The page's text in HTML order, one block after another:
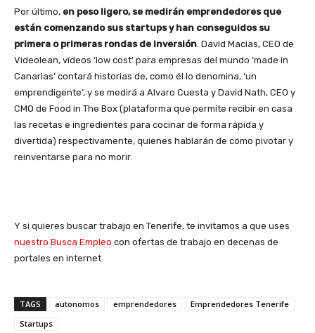
Por último, en peso ligero, se medirán emprendedores que
están comenzando sus startups y han conseguidos su
primera o primeras rondas de inversión. David Macias, CEO de
Videolean, vídeos ‘low cost’ para empresas del mundo ‘made in
Canarias’ contará historias de, como él lo denomina, ‘un
emprendigente’, y se medirá a Alvaro Cuesta y David Nath, CEO y
CMO de Food in The Box (plataforma que permite recibir en casa
las recetas e ingredientes para cocinar de forma rápida y
divertida) respectivamente, quienes hablarán de cómo pivotar y
reinventarse para no morir.
Y si quieres buscar trabajo en Tenerife, te invitamos a que uses
nuestro Busca Empleo con ofertas de trabajo en decenas de
portales en internet.
TAGS autonomos emprendedores
Emprendedores Tenerife
Startups